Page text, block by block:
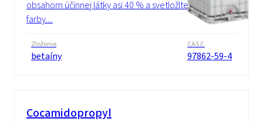
obsahom účinnej látky asi 40 % a svetložltej
farby....
Zloženie
betaíny
CAS č.
97862-59-4
Cocamidopropyl